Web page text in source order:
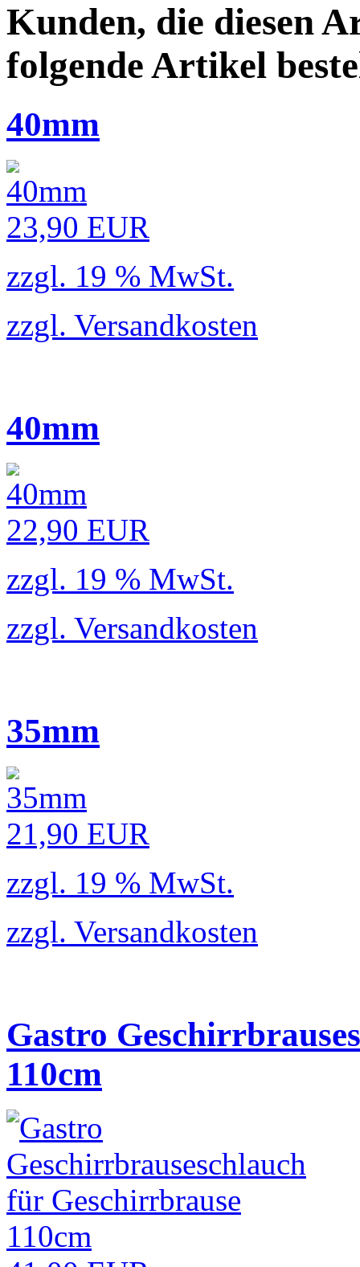
Kunden, die diesen
folgende Artikel
40mm
23,90 EUR
zzgl. 19 % MwSt.
zzgl. Versandkosten
40mm
22,90 EUR
zzgl. 19 % MwSt.
zzgl. Versandkosten
35mm
21,90 EUR
zzgl. 19 % MwSt.
zzgl. Versandkosten
Gastro
110cm